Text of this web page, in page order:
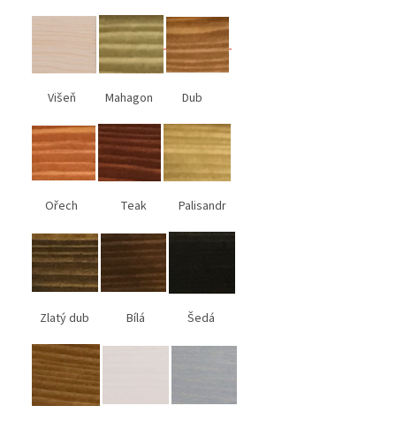
Višeň Mahagon Dub
Ořech Teak Palisandr
Zlatý dub Bílá Šedá